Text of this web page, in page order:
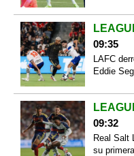
09:35
LAFC
Eddie
09:32
Real Salt
su